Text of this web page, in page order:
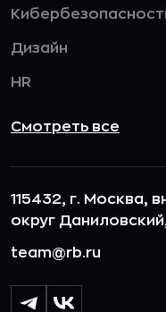
Дизайн
HR
Смотреть все
115432, г. Москва,
округ
team@rb.ru